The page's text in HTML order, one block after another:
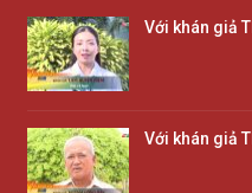
Với khán giả
Với khán giả